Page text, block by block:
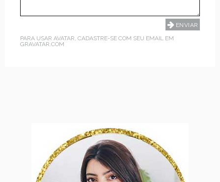
PARA USAR AVATAR, CADASTRE-SE COM SEU EMAIL EM
GRAVATAR.COM